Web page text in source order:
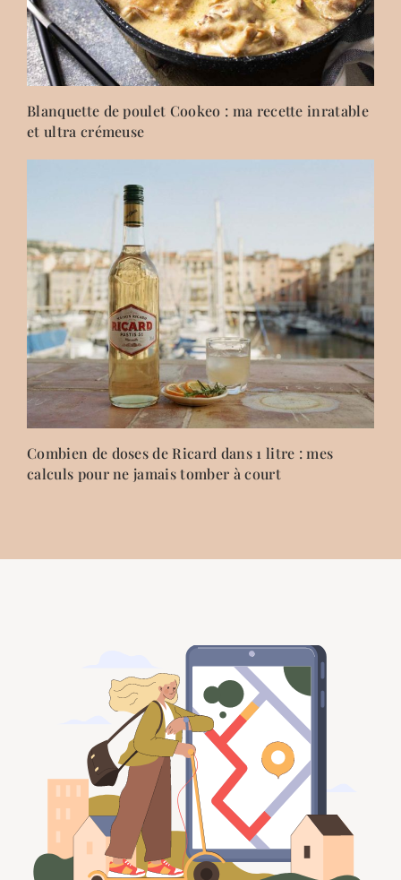
Blanquette de poulet Cookeo : ma recette inratable
et ultra crémeuse
Combien de doses de Ricard dans 1 litre : mes
calculs pour ne jamais tomber à court